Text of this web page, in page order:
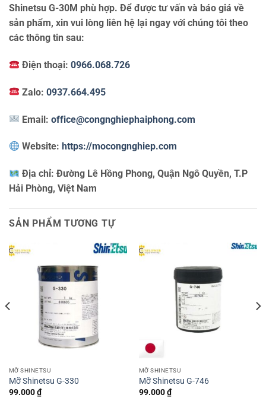
Shinetsu G-30M phù hợp. Để được tư vấn và báo giá về
sản phẩm, xin vui lòng liên hệ lại ngay với chúng tôi theo
các thông tin sau:
Điện thoại:0966.068.726
Zalo:0937.664.495
Email:office@congnghiephaiphong.com
Website: https://mocongnghiep.com
Địa chỉ:Đường Lê Hồng Phong, Quận Ngô Quyền, T.P
Hải Phòng, Việt Nam
SẢN PHẨM TƯƠNG TỰ
MỠ SHINETSU
Mỡ Shinetsu G-330
99.000₫
MỠ SHINETSU
Mỡ Shinetsu G-746
99.000₫